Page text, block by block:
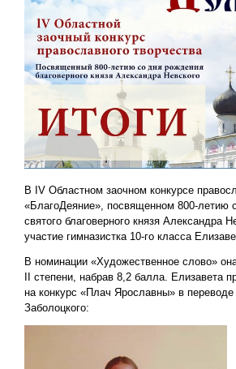
В IV Областном заочном конкурсе
«БлагоДеяние», посвященном 800-летию
святого благоверного князя Александра
участие гимназистка 10-го класса
В номинации «Художественное слово»
II степени, набрав 8,2 балла. Елизавета
на конкурс «Плач Ярославны» в
Заболоцкого: